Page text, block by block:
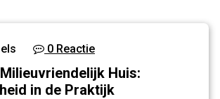
0 Reactie
Huis:
in de Praktijk